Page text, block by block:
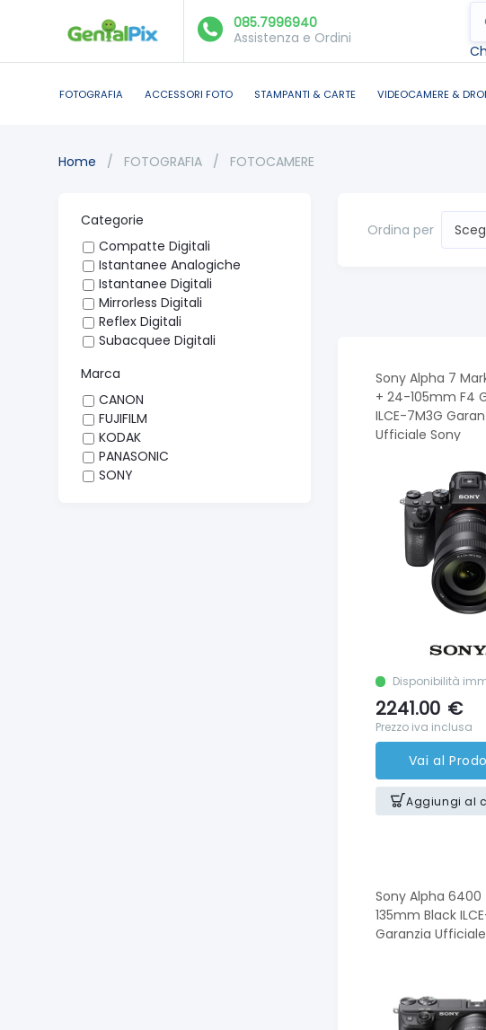
085.7996940
Assistenza e Ordini
FOTOGRAFIA ACCESSORI FOTO STAMPANTI & CARTE VIDEOCAMERE &
Home / FOTOGRAFIA / FOTOCAMERE
Categorie
Compatte Digitali
Istantanee Analogiche
Istantanee Digitali
Mirrorless Digitali
Reflex Digitali
Subacquee Digitali
Marca
CANON
FUJIFILM
KODAK
PANASONIC
SONY
Ordina per
Sony Alpha 7
+ 24-105mm F4
ILCE-7M3G
Ufficiale Sony
Disponibilità
2241.00 €
Prezzo iva inclusa
Vai al
Aggiungi al
Sony Alpha 6400
135mm Black
Garanzia